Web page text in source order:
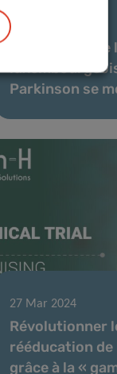
03 Juil 2024
L’excellence
Parkinson se
27 Mar 2024
Révolutionner
rééducation de
grâce à la «